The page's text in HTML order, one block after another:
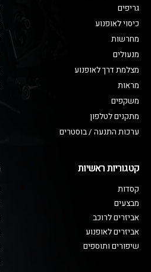
גריפים
כיסוי לאופנוע
מחרשות
מנעולים
מצלמת דרך לאופנוע
מראות
משקפים
מתקנים לטלפון
ערכות התנעה / בוסטרים
קטגוריות ראשיות
קסדות
מבצעים
אביזרים לרוכב
אביזרים לאופנוע
שיפורים ותוספים